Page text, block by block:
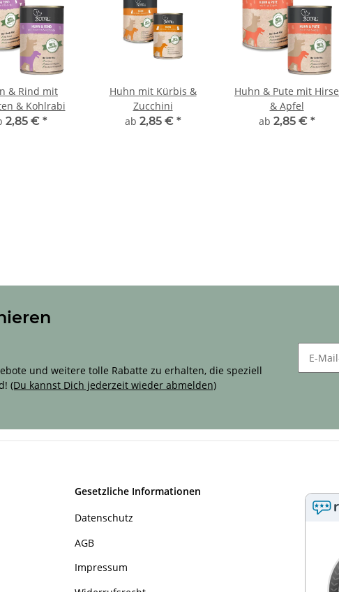
& Rind mit
& Kohlrabi
2,85 € *
Huhn mit Kürbis &
Zucchini
ab 2,85 € *
Huhn & Pute mit Hirse
& Apfel
ab 2,85 € *
und weitere tolle Rabatte zu erhalten, die speziell
(Du kannst Dich jederzeit wieder abmelden)
Gesetzliche Informationen
Datenschutz
AGB
Impressum